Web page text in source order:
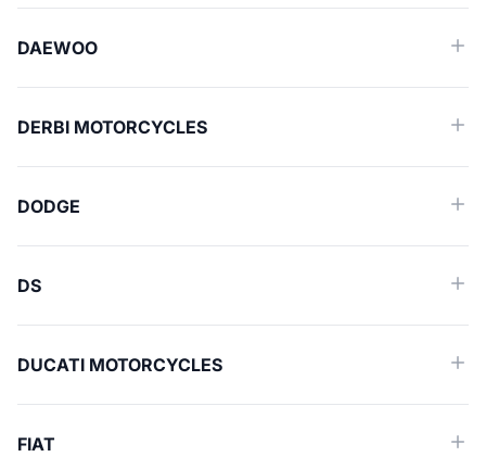
DAEWOO
DERBI MOTORCYCLES
DODGE
DS
DUCATI MOTORCYCLES
FIAT